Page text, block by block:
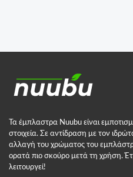
Τα έμπλαστρα Nuubu είναι
στοιχεία. Σε αντίδραση με τον
αλλαγή του χρώματος του
ορατά πιο σκούρο μετά τη χρήση.
λειτουργεί!